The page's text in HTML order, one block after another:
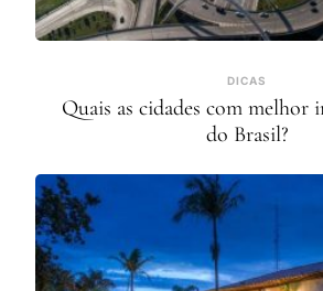
DICAS
Quais as cidades com melhor
do Brasil?